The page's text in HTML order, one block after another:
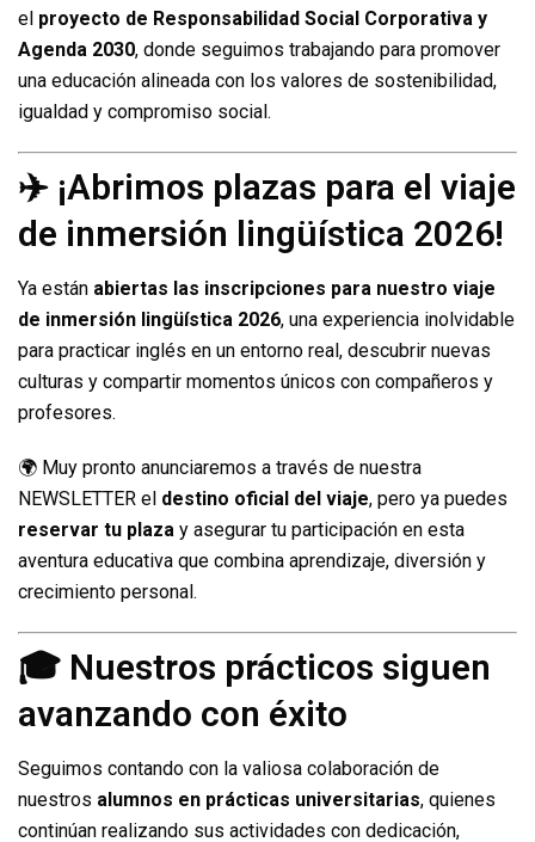
el proyecto de Responsabilidad Social Corporativa y
Agenda 2030, donde seguimos trabajando para promover
una educación alineada con los valores de sostenibilidad,
igualdad y compromiso social.
✈️ ¡Abrimos plazas para el viaje
de inmersión lingüística 2026!
Ya están abiertas las inscripciones para nuestro viaje
de inmersión lingüística 2026, una experiencia inolvidable
para practicar inglés en un entorno real, descubrir nuevas
culturas y compartir momentos únicos con compañeros y
profesores.
🌍 Muy pronto anunciaremos a través de nuestra
NEWSLETTER el destino oficial del viaje, pero ya puedes
reservar tu plaza y asegurar tu participación en esta
aventura educativa que combina aprendizaje, diversión y
crecimiento personal.
🎓 Nuestros prácticos siguen
avanzando con éxito
Seguimos contando con la valiosa colaboración de
nuestros alumnos en prácticas universitarias, quienes
continúan realizando sus actividades con dedicación,